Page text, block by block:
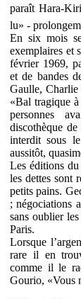
paraît Hara-
lu» -
En six mois
exemplaires et
février 1969,
et de bandes
Gaulle,
«Bal tragique
personnes
discothèque
interdit sous
aussitôt,
Les éditions du
les dettes sont
petits pains.
; négociations
sans oublier
Paris.
Lorsque
rare il en
comme il le
Gourio, «Vous